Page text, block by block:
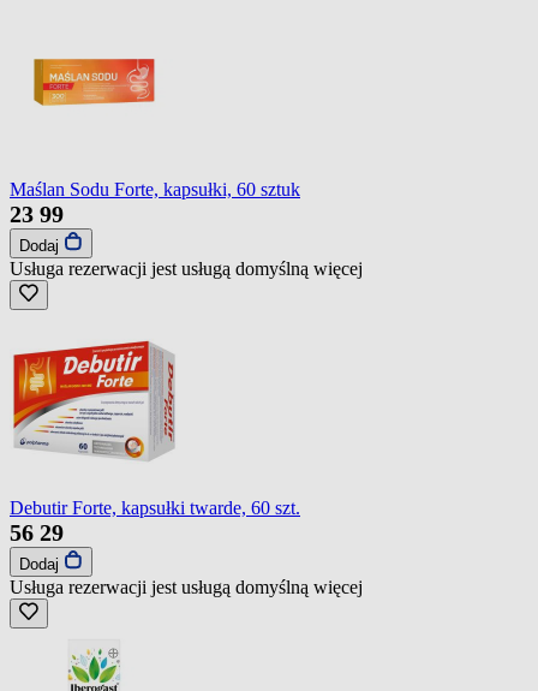
Maślan Sodu Forte, kapsułki, 60 sztuk
23 99
Dodaj
Usługa rezerwacji jest usługą domyślną więcej
Debutir Forte, kapsułki twarde, 60 szt.
56 29
Dodaj
Usługa rezerwacji jest usługą domyślną więcej